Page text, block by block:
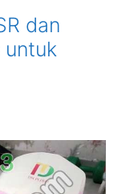
dan
untuk